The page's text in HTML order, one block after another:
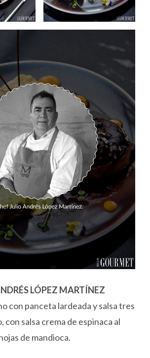
LÓPEZ MARTÍNEZ
con panceta lardeada y salsa tres
con salsa crema de espinaca al
de mandioca.